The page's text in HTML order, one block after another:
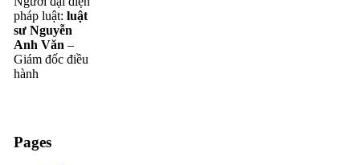
pháp luật: luật
sư Nguyễn
Anh Văn –
Giám đốc điều
hành
Pages